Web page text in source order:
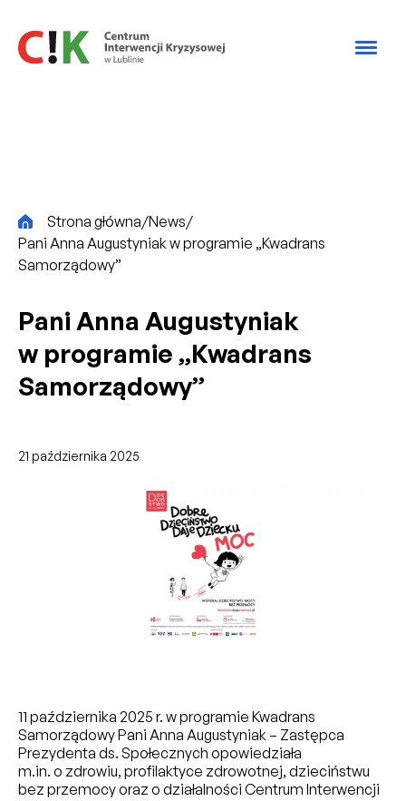
Strona głównaCiK
/News/
Pani Anna Augustyniak w programie „Kwadrans
Samorządowy”
Pani Anna Augustyniak
w programie „Kwadrans
Samorządowy”
21 października 2025
11 października 2025 r. w programie Kwadrans
Samorządowy Pani Anna Augustyniak – Zastępca
Prezydenta ds. Społecznych opowiedziała
m.in. o zdrowiu, profilaktyce zdrowotnej, dzieciństwu
bez przemocy oraz o działalności Centrum Interwencji